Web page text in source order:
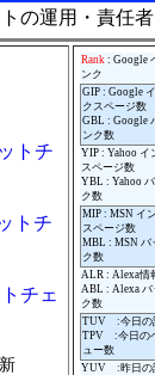
トの運用・責任
Rank : Google
ンク
GIP : Google
クスページ数
GBL : Google
ンク数
YIP : Yahoo イ
スページ数
YBL : Yahoo
ク数
MIP : MSN イ
スページ数
MBL : MSN バ
ク数
ALR : Alexa情
ABL : Alexa バ
ク数
TUV :今日の
TPV :今日の
ュー数
YUV :昨日の